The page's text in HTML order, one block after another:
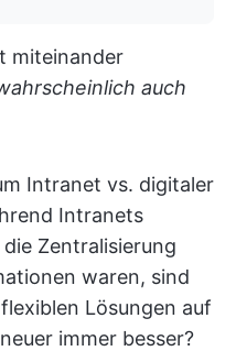
miteinander
auch
Intranet vs. digitaler
Intranets
Zentralisierung
waren, sind
Lösungen auf
immer besser?